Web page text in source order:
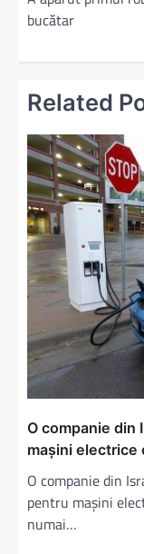
bucătar
Related
O companie din
mașini electrice
O companie din
pentru mașini
numai…